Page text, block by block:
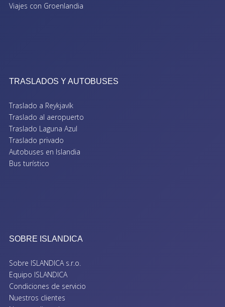
Viajes con Groenlandia
TRASLADOS Y AUTOBUSES
Traslado a Reykjavík
Traslado al aeropuerto
Traslado Laguna Azul
Traslado privado
Autobuses en Islandia
Bus turístico
SOBRE ISLANDICA
Sobre ISLANDICA s.r.o.
Equipo ISLANDICA
Condiciones de servicio
Nuestros clientes